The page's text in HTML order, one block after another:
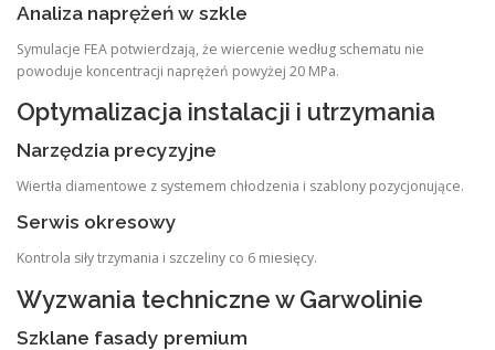
Analiza naprężeń w szkle
Symulacje FEA potwierdzają, że wiercenie według schematu nie
powoduje koncentracji naprężeń powyżej 20 MPa.
Optymalizacja instalacji i utrzymania
Narzędzia precyzyjne
Wiertła diamentowe z systemem chłodzenia i szablony pozycjonujące.
Serwis okresowy
Kontrola siły trzymania i szczeliny co 6 miesięcy.
Wyzwania techniczne w Garwolinie
Szklane fasady premium